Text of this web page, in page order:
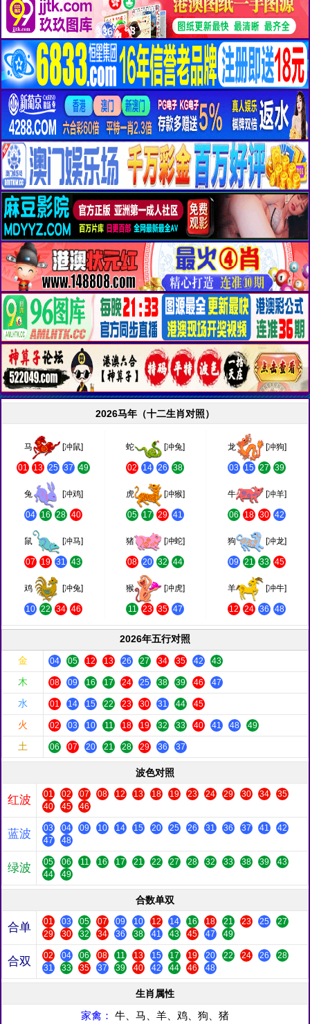
2026马年（十二生肖对照）
马 [冲鼠]
01 13 25 37 49
蛇 [冲兔]
02 14 26 38
龙 [冲狗]
03 15 27 39
兔 [冲鸡]
04 16 28 40
虎 [冲猴]
05 17 29 41
牛 [冲羊]
06 18 30 42
鼠 [冲马]
07 19 31 43
猪 [冲蛇]
08 20 32 44
狗 [冲龙]
09 21 33 45
鸡 [冲兔]
10 22 34 46
猴 [冲虎]
11 23 35 47
羊 [冲牛]
12 24 36 48
2026年五行对照
金
04 05 12 13 26 27 34 35 42 43
木 08 09 16 17 24 25 38 39 46 47
水 01 14 15 22 23 30 31 44 45
火 02 03 10 11 18 19 32 33 40 41 48 49
土 06 07 20 21 28 29 36 37
波色对照
红波 01 02 07 08 12 13 18 19 23 24 29 30 34
35
40
45 46
蓝波 03 04 09 10 14 15 20 25 26 31 36 37 41
42
47
48
绿波 05 06 11 16 17 21 22 27 28 32 33 38 39
43
44
49
合数单双
合单 01 03 05 07 09 10 12 14 16 18 21 23 25
27
29
30 32 34 36 38 41 43 45 47 49
合双 02 04 06 08 11 13 15 17 19 20 22 24 26
28
31
33 35 37 39 40 42 44 46 48
生肖属性
家禽： 牛、马、羊、鸡、狗、猪